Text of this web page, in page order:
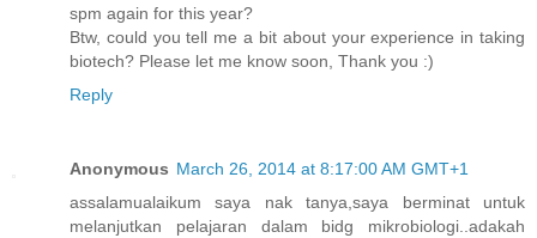
spm again for this year?
Btw, could you tell me a bit about your experience in taking
biotech? Please let me know soon, Thank you :)
Reply
Anonymous March 26, 2014 at 8:17:00 AM GMT+1
assalamualaikum saya nak tanya,saya berminat untuk
melanjutkan pelajaran dalam bidg mikrobiologi..adakah